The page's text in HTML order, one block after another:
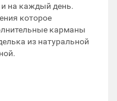
и на каждый день.
которое
карманы
из натуральной